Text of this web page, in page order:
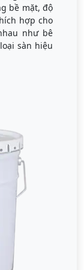
bề mặt, độ
hợp cho
như bê
sàn hiệu